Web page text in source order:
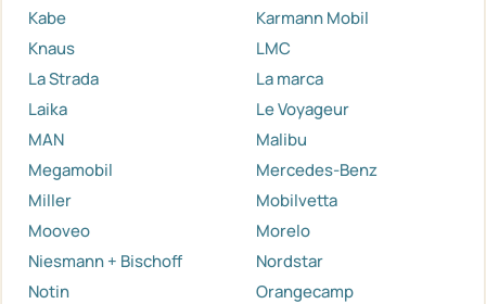
Kabe
Karmann Mobil
Knaus
LMC
La Strada
La marca
Laika
Le Voyageur
MAN
Malibu
Megamobil
Mercedes-Benz
Miller
Mobilvetta
Mooveo
Morelo
Niesmann + Bischoff
Nordstar
Notin
Orangecamp